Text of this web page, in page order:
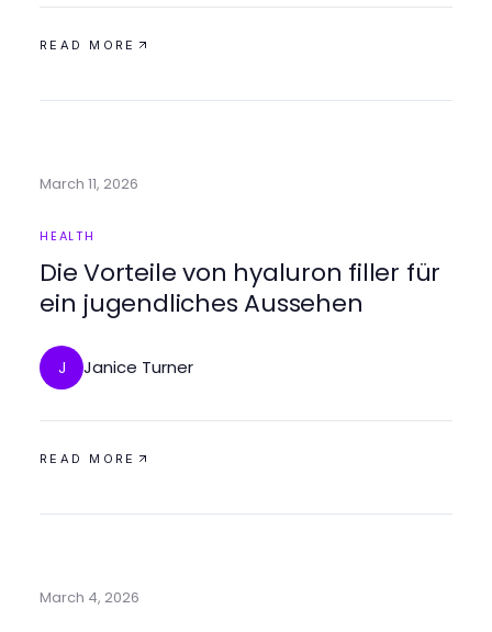
READ MORE
March 11, 2026
HEALTH
Die Vorteile von hyaluron filler für
ein jugendliches Aussehen
J Janice Turner
READ MORE
March 4, 2026